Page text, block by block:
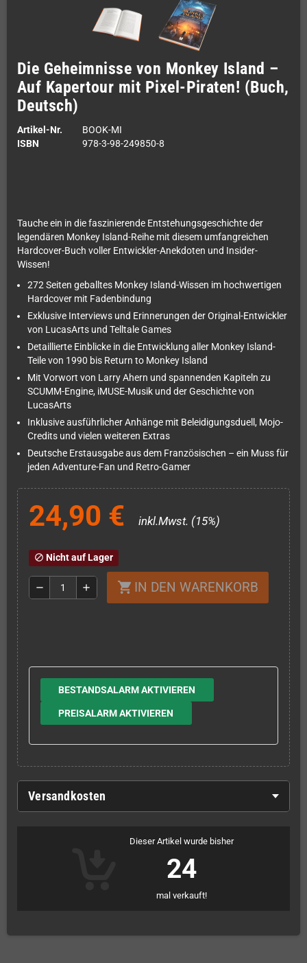
Die Geheimnisse von Monkey Island –
Auf Kapertour mit Pixel-Piraten! (Buch,
Deutsch)
Artikel-Nr.
BOOK-MI
ISBN
978-3-98-249850-8
Tauche ein in die faszinierende Entstehungsgeschichte der
legendären Monkey Island-Reihe mit diesem umfangreichen
Hardcover-Buch voller Entwickler-Anekdoten und Insider-
Wissen!
272 Seiten geballtes Monkey Island-Wissen im hochwertigen
Hardcover mit Fadenbindung
Exklusive Interviews und Erinnerungen der Original-Entwickler
von LucasArts und Telltale Games
Detaillierte Einblicke in die Entwicklung aller Monkey Island-
Teile von 1990 bis Return to Monkey Island
Mit Vorwort von Larry Ahern und spannenden Kapiteln zu
SCUMM-Engine, iMUSE-Musik und der Geschichte von
LucasArts
Inklusive ausführlicher Anhänge mit Beleidigungsduell, Mojo-
Credits und vielen weiteren Extras
Deutsche Erstausgabe aus dem Französischen – ein Muss für
jeden Adventure-Fan und Retro-Gamer
24,90 € inkl.Mwst. (15%)
block Nicht auf Lager
remove add shopping_cart IN DEN WARENKORB
BESTANDSALARM AKTIVIEREN
PREISALARM AKTIVIEREN
Versandkosten
Dieser Artikel wurde bisher
24
mal verkauft!